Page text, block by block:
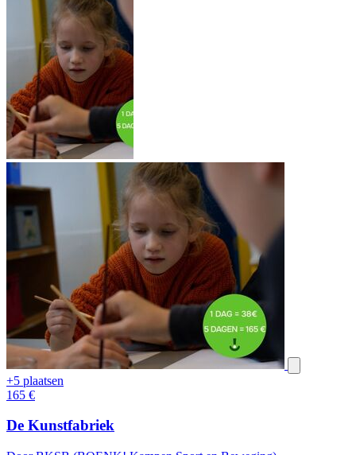
+5 plaatsen
165 €
De Kunstfabriek